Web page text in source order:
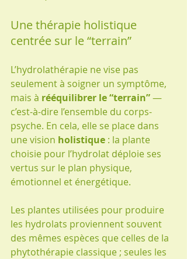
Une thérapie holistique
centrée sur le “terrain”
L’hydrolathérapie ne vise pas
seulement à soigner un symptôme,
mais à rééquilibrer le “terrain” —
c’est-à-dire l’ensemble du corps-
psyche. En cela, elle se place dans
une vision holistique : la plante
choisie pour l’hydrolat déploie ses
vertus sur le plan physique,
émotionnel et énergétique.
Les plantes utilisées pour produire
les hydrolats proviennent souvent
des mêmes espèces que celles de la
phytothérapie classique ; seules les